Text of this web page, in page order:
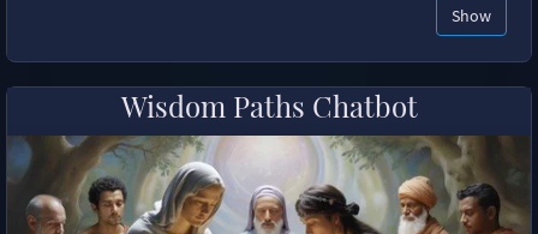
Show
Wisdom Paths Chatbot